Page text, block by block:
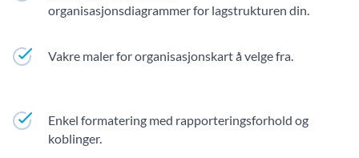
organisasjonsdiagrammer for lagstrukturen din.
Vakre maler for organisasjonskart å velge fra.
Enkel formatering med rapporteringsforhold og
koblinger.